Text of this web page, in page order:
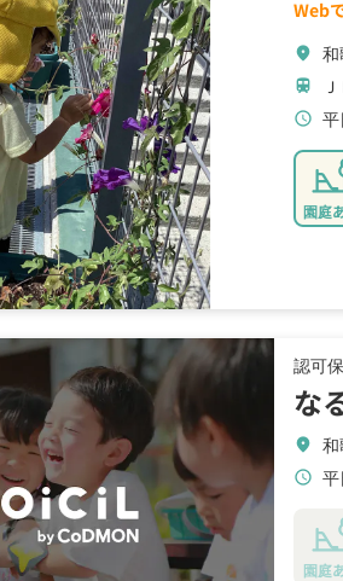
Web
location_on
train
schedule
園庭
認可
な
location_on
schedule
園庭